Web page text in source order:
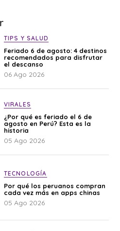
TIPS Y SALUD
Feriado 6 de agosto: 4 destinos
recomendados para disfrutar
el descanso
06 Ago 2026
VIRALES
¿Por qué es feriado el 6 de
agosto en Perú? Esta es la
historia
05 Ago 2026
TECNOLOGÍA
Por qué los peruanos compran
cada vez más en apps chinas
05 Ago 2026